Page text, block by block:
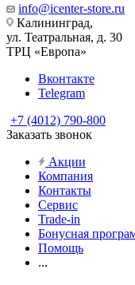
info@icenter-store.ru
Калининград,
ул. Театральная, д. 30
ТРЦ «Европа»
Вконтакте
Telegram
+7 (4012) 790-800
Заказать звонок
Акции
Компания
Контакты
Сервис
Trade-in
Бонусная
Помощь
...